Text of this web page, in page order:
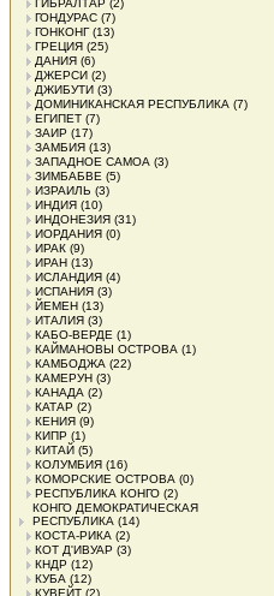
ГИБРАЛТАР (2)
ГОНДУРАС (7)
ГОНКОНГ(13)
ГРЕЦИЯ (25)
ДАНИЯ (6)
ДЖЕРСИ (2)
ДЖИБУТИ (3)
ДОМИНИКАНСКАЯ РЕСПУБЛИКА (7)
ЕГИПЕТ (7)
ЗАИР (17)
ЗАМБИЯ (13)
ЗАПАДНОЕ САМОА (3)
ЗИМБАБВЕ (5)
ИЗРАИЛЬ (3)
ИНДИЯ (10)
ИНДОНЕЗИЯ (31)
ИОРДАНИЯ (0)
ИРАК (9)
ИРАН (13)
ИСЛАНДИЯ (4)
ИСПАНИЯ (3)
ЙЕМЕН (13)
ИТАЛИЯ (3)
КАБО-ВЕРДЕ (1)
КАЙМАНОВЫ ОСТРОВА (1)
КАМБОДЖА (22)
КАМЕРУН (3)
КАНАДА (2)
КАТАР (2)
КЕНИЯ (9)
КИПР (1)
КИТАЙ (5)
КОЛУМБИЯ (16)
КОМОРСКИЕ ОСТРОВА (0)
РЕСПУБЛИКА КОНГО (2)
КОНГО ДЕМОКРАТИЧЕСКАЯ
РЕСПУБЛИКА (14)
КОСТА-РИКА (2)
КОТ Д'ИВУАР (3)
КНДР (12)
КУБА (12)
КУВЕЙТ (2)